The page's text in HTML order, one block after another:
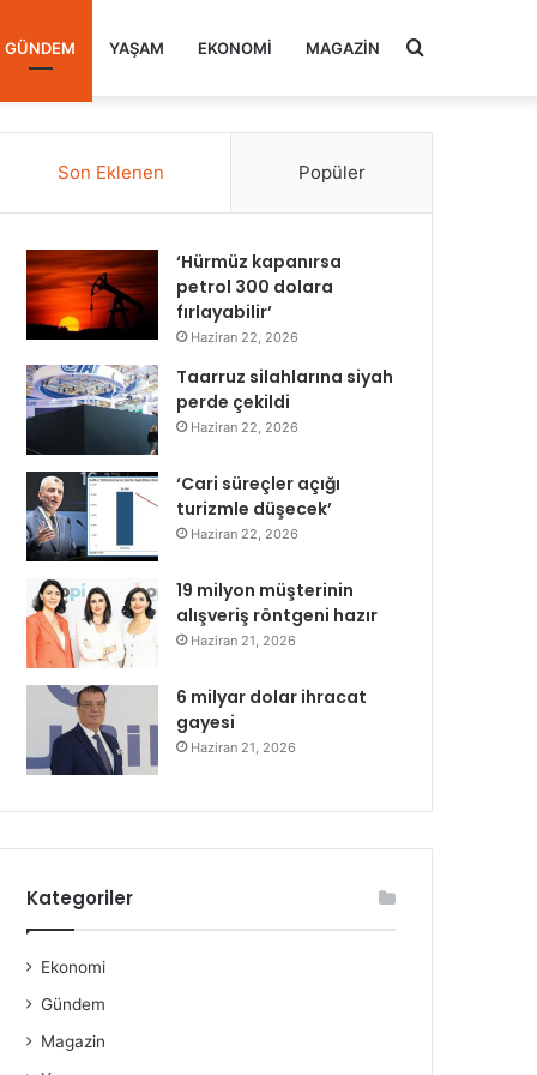
GÜNDEM YAŞAM EKONOMI MAGAZIN Arama
Son Eklenen Popüler
‘Hürmüz kapanırsa
petrol 300 dolara
fırlayabilir’
Haziran 22, 2026
Taarruz silahlarına siyah
perde çekildi
Haziran 22, 2026
‘Cari süreçler açığı
turizmle düşecek’
Haziran 22, 2026
19 milyon müşterinin
alışveriş röntgeni hazır
Haziran 21, 2026
6 milyar dolar ihracat
gayesi
Haziran 21, 2026
Kategoriler
Ekonomi
Gündem
Magazin